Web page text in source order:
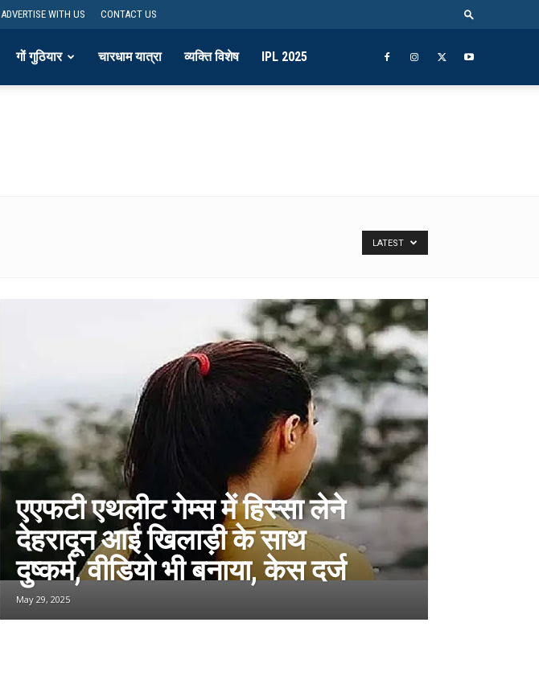
ADVERTISE WITH US CONTACT US
गों गुठियार चारधाम यात्रा व्यक्ति विशेष IPL 2025
LATEST
एएफटी एथलीट गेम्स में हिस्सा लेने
देहरादून आई खिलाड़ी के साथ
दुष्कर्म, वीडियो भी बनाया, केस दर्ज
May 29, 2025